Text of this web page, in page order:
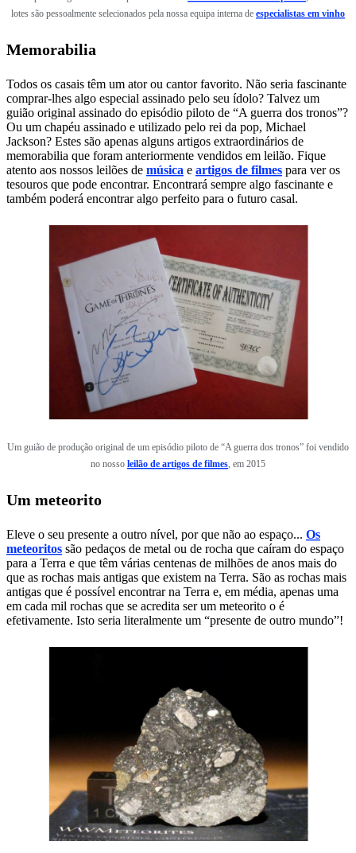
lotes são pessoalmente selecionados pela nossa equipa interna de especialistas em vinho
Memorabilia
Todos os casais têm um ator ou cantor favorito. Não seria fascinante
comprar-lhes algo especial assinado pelo seu ídolo? Talvez um
guião original assinado do episódio piloto de “A guerra dos tronos”?
Ou um chapéu assinado e utilizado pelo rei da pop, Michael
Jackson? Estes são apenas alguns artigos extraordinários de
memorabilia que foram anteriormente vendidos em leilão. Fique
atento aos nossos leilões de música e artigos de filmes para ver os
tesouros que pode encontrar. Encontrará sempre algo fascinante e
também poderá encontrar algo perfeito para o futuro casal.
Um guião de produção original de um episódio piloto de “A guerra dos tronos” foi vendido
no nosso leilão de artigos de filmes, em 2015
Um meteorito
Eleve o seu presente a outro nível, por que não ao espaço... Os
meteoritos são pedaços de metal ou de rocha que caíram do espaço
para a Terra e que têm várias centenas de milhões de anos mais do
que as rochas mais antigas que existem na Terra. São as rochas mais
antigas que é possível encontrar na Terra e, em média, apenas uma
em cada mil rochas que se acredita ser um meteorito o é
efetivamente. Isto seria literalmente um “presente de outro mundo”!